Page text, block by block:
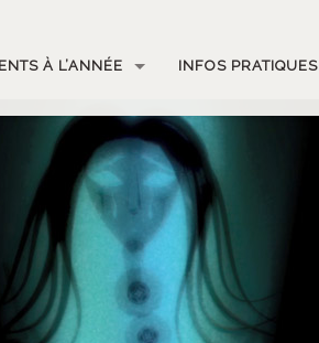
À L’ANNÉE INFOS PRATIQUES